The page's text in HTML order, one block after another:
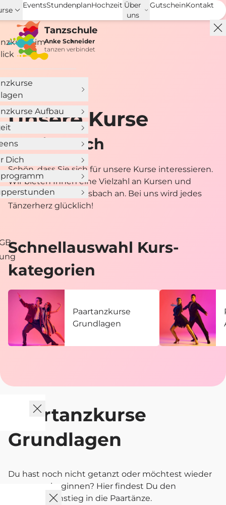
Tanzschule
Anke Schneider
tanzen verbindet
EventsStundenplanHochzeit Über
uns
GutscheinKontakt
im
Aufbau
Dich
Unse­re Kurse
In Miesbach
Schön, dass Sie sich für unsere Kurse interessieren.
Wir bieten Ihnen eine Vielzahl an Kursen und
Programmen in Miesbach an. Bei uns wird jedes
Tänzerherz glücklich!
Schnell­auswahl Kurs­
kategorien
Paartanzkurse
Grundlagen
Paartanzkurse
Grundlagen
Du hast noch nicht getanzt oder möchtest wieder
von vorne beginnen? Hier findest Du den
perfekten Einstieg in die Paartänze.